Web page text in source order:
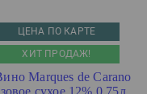
ЦЕНА ПО КАРТЕ
ХИТ ПРОДАЖ!